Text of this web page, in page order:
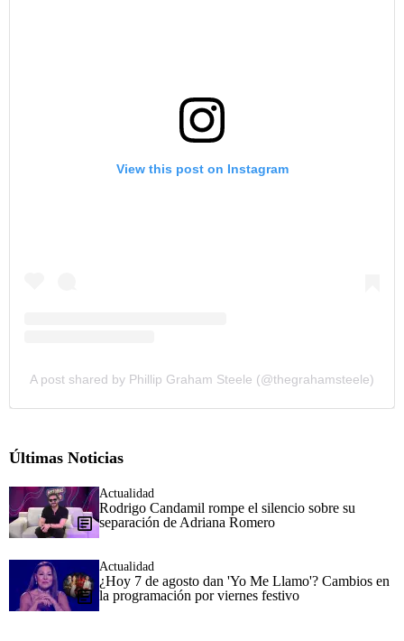
View this post on Instagram
A post shared by Phillip Graham Steele (@thegrahamsteele)
Últimas Noticias
Actualidad
Rodrigo Candamil rompe el silencio sobre su
separación de Adriana Romero
Actualidad
¿Hoy 7 de agosto dan 'Yo Me Llamo'? Cambios en
la programación por viernes festivo